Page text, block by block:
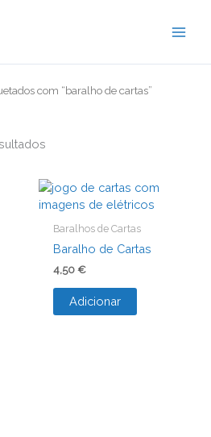
com “baralho de cartas”
Baralhos de Cartas
Baralho de Cartas
4,50 €
Adicionar